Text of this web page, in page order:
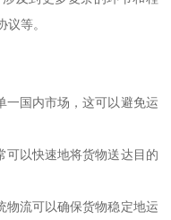
等。
一国内市场，这可以避免运
可以快速地将货物送达目的
物流可以确保货物稳定地运